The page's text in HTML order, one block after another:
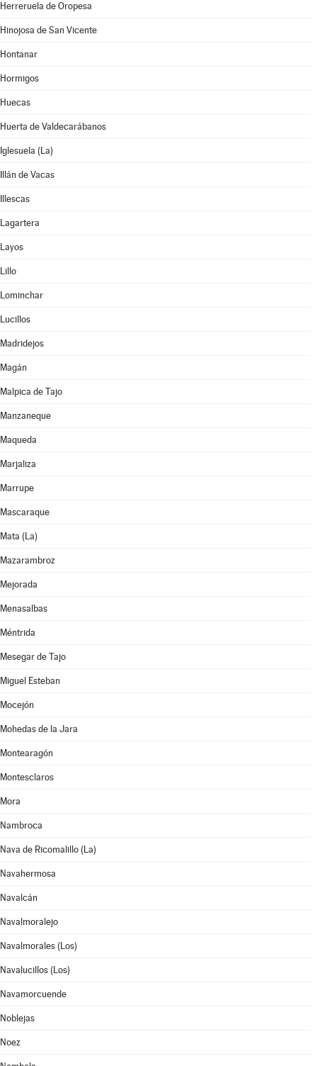
Herreruela de Oropesa
Hinojosa de San Vicente
Hontanar
Hormigos
Huecas
Huerta de Valdecarábanos
Iglesuela (La)
Illán de Vacas
Illescas
Lagartera
Layos
Lillo
Lominchar
Lucillos
Madridejos
Magán
Malpica de Tajo
Manzaneque
Maqueda
Marjaliza
Marrupe
Mascaraque
Mata (La)
Mazarambroz
Mejorada
Menasalbas
Méntrida
Mesegar de Tajo
Miguel Esteban
Mocejón
Mohedas de la Jara
Montearagón
Montesclaros
Mora
Nambroca
Nava de Ricomalillo (La)
Navahermosa
Navalcán
Navalmoralejo
Navalmorales (Los)
Navalucillos (Los)
Navamorcuende
Noblejas
Noez